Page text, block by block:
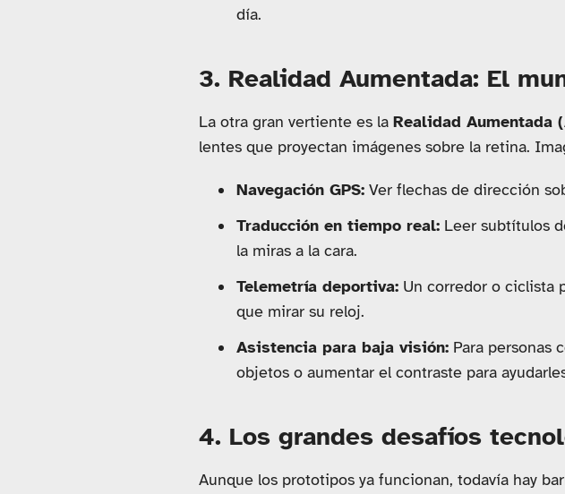
día.
3. Realidad Aumentada: El
La otra gran vertiente es la Realidad Aumentada
lentes que proyectan imágenes sobre la retina.
Navegación GPS: Ver flechas de dirección
Traducción en tiempo real: Leer subtítulos
la miras a la cara.
Telemetría deportiva: Un corredor o ciclista
que mirar su reloj.
Asistencia para baja visión: Para personas
objetos o aumentar el contraste para
4. Los grandes desafíos
Aunque los prototipos ya funcionan, todavía hay